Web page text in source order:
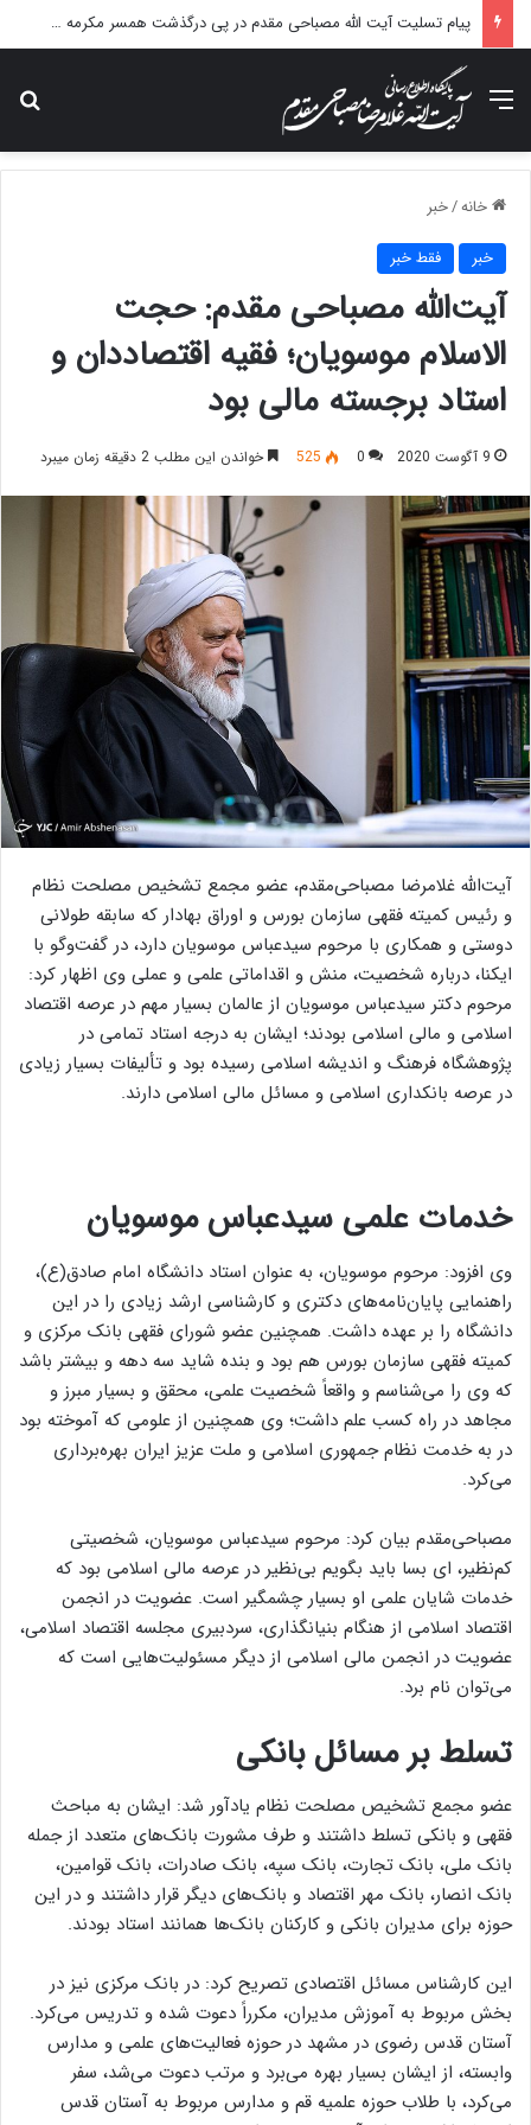
پیام تسلیت آیت الله مصباحی مقدم در پی درگذشت همسر مکرمه حضرت آیت‌الله العظمی سیستانی.
منو
خانه/خبر
خبر فقط خبر
آیت‌الله مصباحی مقدم: حجت
الاسلام موسویان؛ فقیه اقتصاددان و
استاد برجسته مالی بود
9 آگوست 2020 0
525 خواندن این مطلب 2 دقیقه زمان میبرد
آیت‌الله غلامرضا مصباحی‌مقدم، عضو مجمع تشخیص مصلحت نظام
و رئیس کمیته فقهی سازمان بورس و اوراق بهادار که سابقه طولانی
دوستی و همکاری با مرحوم سیدعباس موسویان دارد، در گفت‌وگو با
ایکنا، درباره شخصیت، منش و اقداماتی علمی و عملی وی اظهار کرد:
مرحوم دکتر سیدعباس موسویان از عالمان بسیار مهم در عرصه اقتصاد
اسلامی و مالی اسلامی بودند؛ ایشان به درجه استاد تمامی در
پژوهشگاه فرهنگ و اندیشه اسلامی رسیده بود و تألیفات بسیار زیادی
در عرصه بانکداری اسلامی و مسائل مالی اسلامی دارند.
خدمات علمی سیدعباس موسویان
وی افزود: مرحوم موسویان، به عنوان استاد دانشگاه امام صادق(ع)،
راهنمایی پایان‌نامه‌های دکتری و کارشناسی ارشد زیادی را در این
دانشگاه را بر عهده داشت. همچنین عضو شورای فقهی بانک مرکزی و
کمیته فقهی سازمان بورس هم بود و بنده شاید سه دهه و بیشتر باشد
که وی را می‌شناسم و واقعاً شخصیت علمی، محقق و بسیار مبرز و
مجاهد در راه کسب علم داشت؛ وی همچنین از علومی که آموخته بود
در به خدمت نظام جمهوری اسلامی و ملت عزیز ایران بهره‌برداری
می‌‌کرد.
مصباحی‌مقدم بیان کرد: مرحوم سیدعباس موسویان، شخصیتی
کم‌نظیر، ای بسا باید بگویم بی‌نظیر در عرصه مالی اسلامی بود که
خدمات شایان علمی او بسیار چشمگیر است. عضویت در انجمن
اقتصاد اسلامی از هنگام بنیانگذاری، سردبیری مجلسه اقتصاد اسلامی،
عضویت در انجمن مالی اسلامی از دیگر مسئولیت‌هایی است که
می‌توان نام برد.
تسلط بر مسائل بانکی
عضو مجمع تشخیص مصلحت نظام یادآور شد: ایشان به مباحث
فقهی و بانکی تسلط داشتند و طرف مشورت بانک‌های متعدد از جمله
بانک ملی، بانک تجارت، بانک سپه، بانک صادرات، بانک قوامین،
بانک انصار، بانک مهر اقتصاد و بانک‌های دیگر قرار داشتند و در این
حوزه برای مدیران بانکی و کارکنان بانک‌ها همانند استاد بودند.
این کارشناس مسائل اقتصادی تصریح کرد: در بانک مرکزی نیز در
بخش مربوط به آموزش مدیران، مکرراً دعوت شده و تدریس می‌کرد.
آستان قدس رضوی در مشهد در حوزه فعالیت‌های علمی و مدارس
وابسته، از ایشان بسیار بهره‌ می‌برد و مرتب دعوت می‌شد، سفر
می‌کرد، با طلاب حوزه علمیه قم و مدارس مربوط به آستان قدس